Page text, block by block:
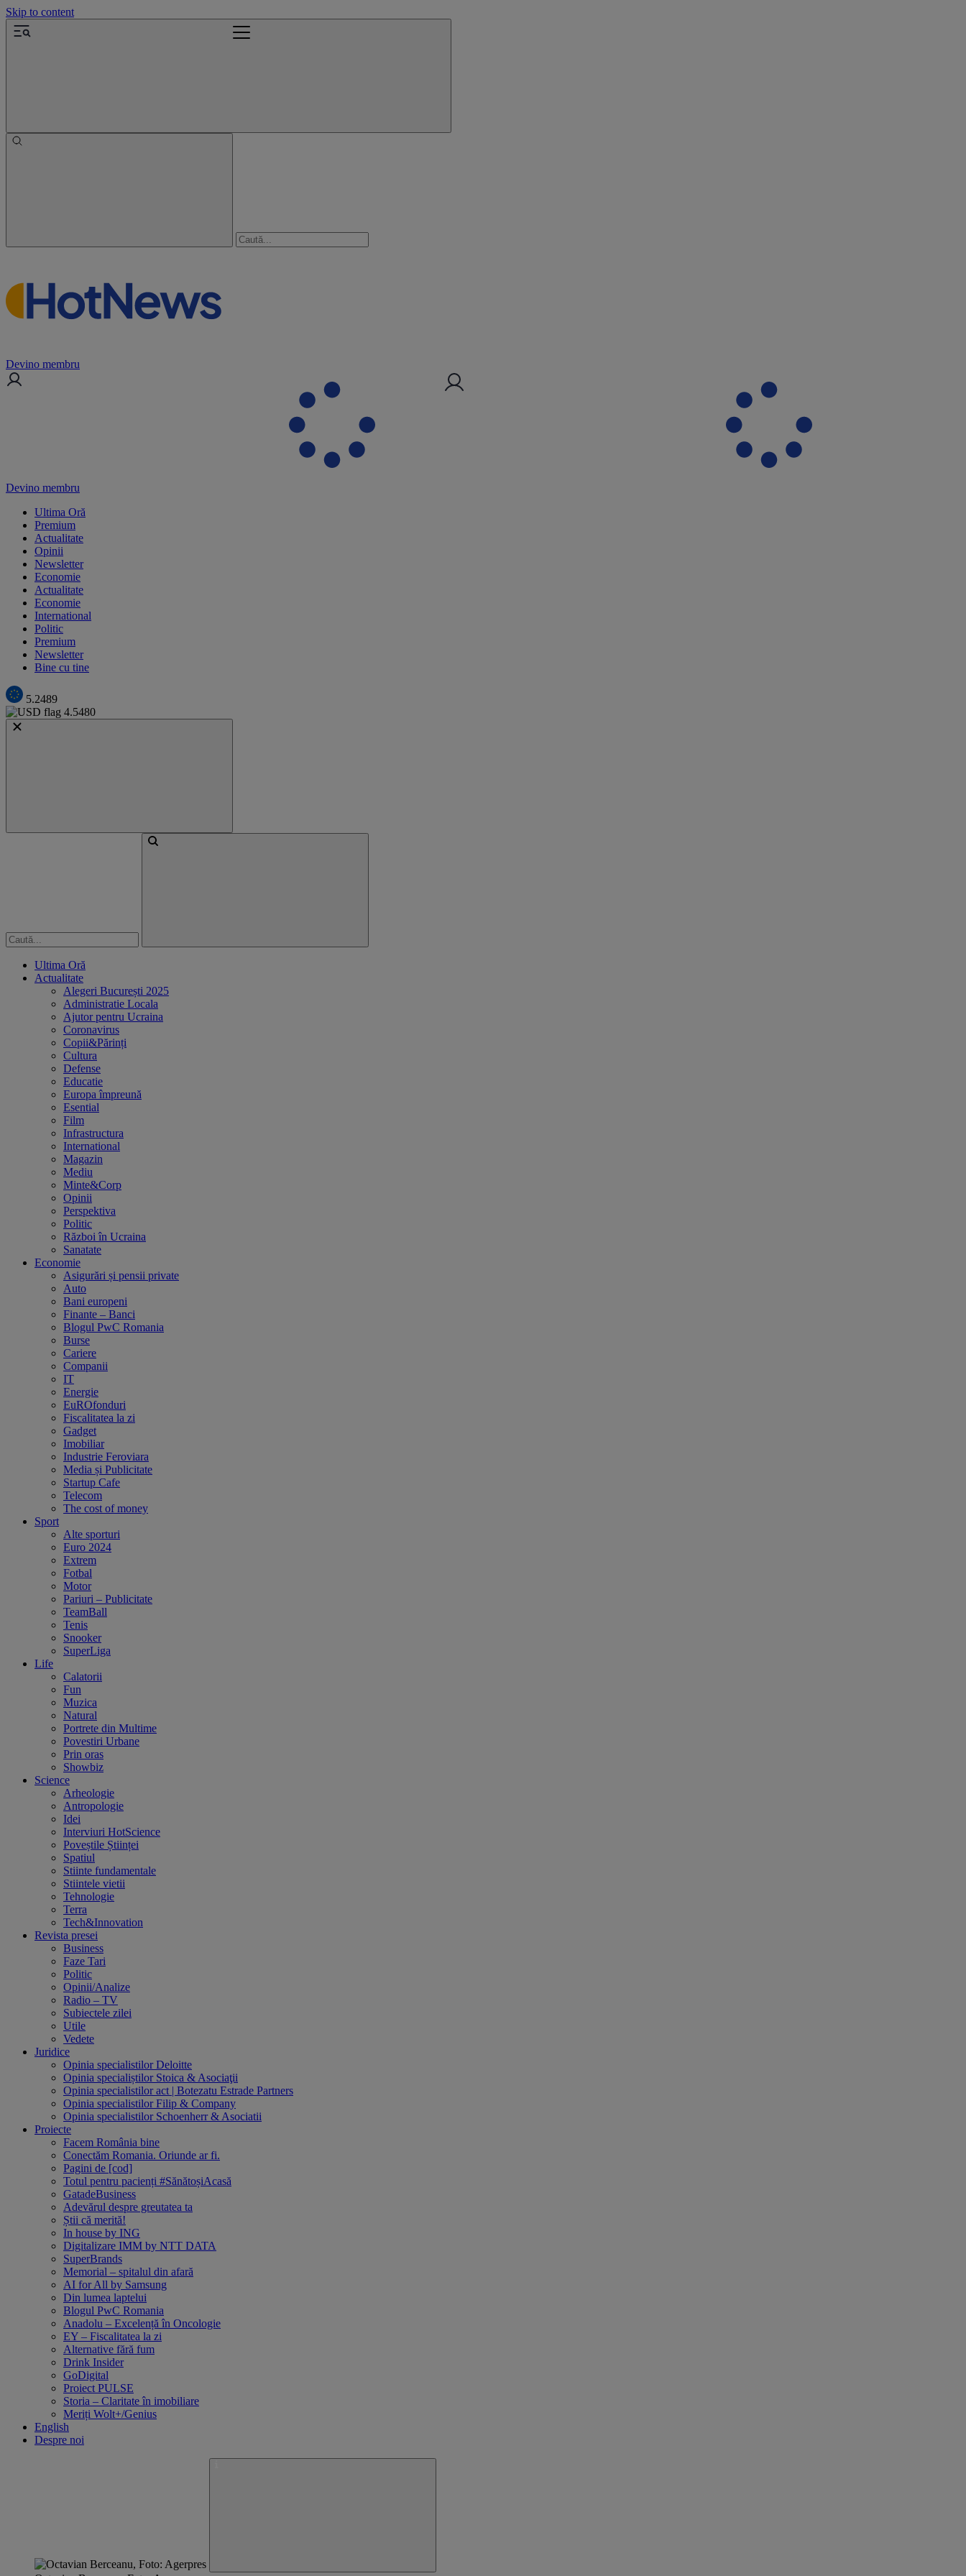
Skip to content
Devino membru
Devino membru
Ultima Oră
Premium
Actualitate
Opinii
Newsletter
Economie
Actualitate
Economie
International
Politic
Premium
Newsletter
Bine cu tine
5.2489
4.5480
Ultima Oră
Actualitate
Alegeri București 2025
Administratie Locala
Ajutor pentru Ucraina
Coronavirus
Copii&Părinți
Cultura
Defense
Educatie
Europa împreună
Esential
Film
Infrastructura
International
Magazin
Mediu
Minte&Corp
Opinii
Perspektiva
Politic
Război în Ucraina
Sanatate
Economie
Asigurări și pensii private
Auto
Bani europeni
Finante – Banci
Blogul PwC Romania
Burse
Cariere
Companii
IT
Energie
EuROfonduri
Fiscalitatea la zi
Gadget
Imobiliar
Industrie Feroviara
Media și Publicitate
Startup Cafe
Telecom
The cost of money
Sport
Alte sporturi
Euro 2024
Extrem
Fotbal
Motor
Pariuri – Publicitate
TeamBall
Tenis
Snooker
SuperLiga
Life
Calatorii
Fun
Muzica
Natural
Portrete din Multime
Povestiri Urbane
Prin oras
Showbiz
Science
Arheologie
Antropologie
Idei
Interviuri HotScience
Poveștile Științei
Spatiul
Stiinte fundamentale
Stiintele vietii
Tehnologie
Terra
Tech&Innovation
Revista presei
Business
Faze Tari
Politic
Opinii/Analize
Radio – TV
Subiectele zilei
Utile
Vedete
Juridice
Opinia specialistilor Deloitte
Opinia specialiștilor Stoica & Asociaţii
Opinia specialistilor act | Botezatu Estrade Partners
Opinia specialistilor Filip & Company
Opinia specialistilor Schoenherr & Asociatii
Proiecte
Facem România bine
Conectăm Romania. Oriunde ar fi.
Pagini de [cod]
Totul pentru pacienți #SănătoșiAcasă
GatadeBusiness
Adevărul despre greutatea ta
Știi că merită!
In house by ING
Digitalizare IMM by NTT DATA
SuperBrands
Memorial – spitalul din afară
AI for All by Samsung
Din lumea laptelui
Blogul PwC Romania
Anadolu – Excelență în Oncologie
EY – Fiscalitatea la zi
Alternative fără fum
Drink Insider
GoDigital
Proiect PULSE
Storia – Claritate în imobiliare
Meriți Wolt+/Genius
English
Despre noi